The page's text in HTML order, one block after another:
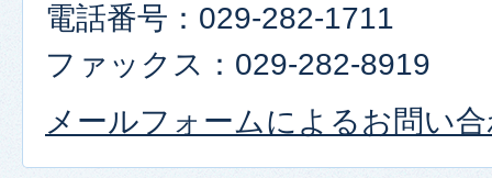
電話番号：029-282-1711
ファックス：029-282-8919
メールフォームによるお問い